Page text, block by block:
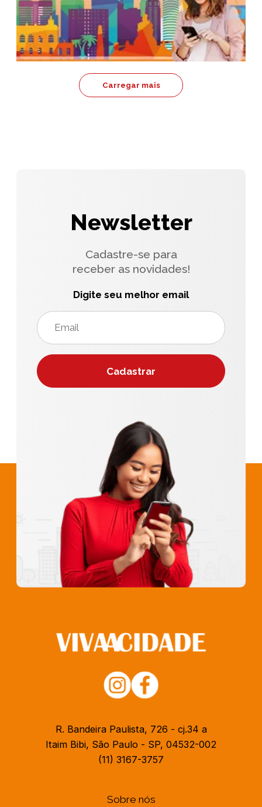
Carregar mais
Newsletter
Cadastre-se para
receber as novidades!
Digite seu melhor email
R. Bandeira Paulista, 726 - cj.34 a
Itaim Bibi, São Paulo - SP, 04532-002
(11) 3167-3757
Sobre nós